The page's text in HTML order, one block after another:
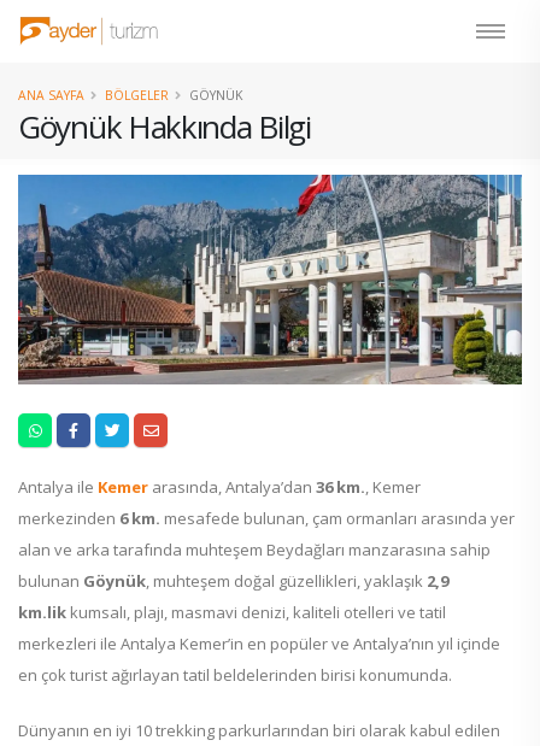
Göynük Hakkında Bilgi
ANA SAYFA BÖLGELER GÖYNÜK
Antalya ile Kemer arasında, Antalya’dan 36 km., Kemer
merkezinden 6 km. mesafede bulunan, çam ormanları arasında yer
alan ve arka tarafında muhteşem Beydağları manzarasına sahip
bulunan Göynük, muhteşem doğal güzellikleri, yaklaşık 2,9
km.lik kumsalı, plajı, masmavi denizi, kaliteli otelleri ve tatil
merkezleri ile Antalya Kemer’in en popüler ve Antalya’nın yıl içinde
en çok turist ağırlayan tatil beldelerinden birisi konumunda.
Dünyanın en iyi 10 trekking parkurlarından biri olarak kabul edilen